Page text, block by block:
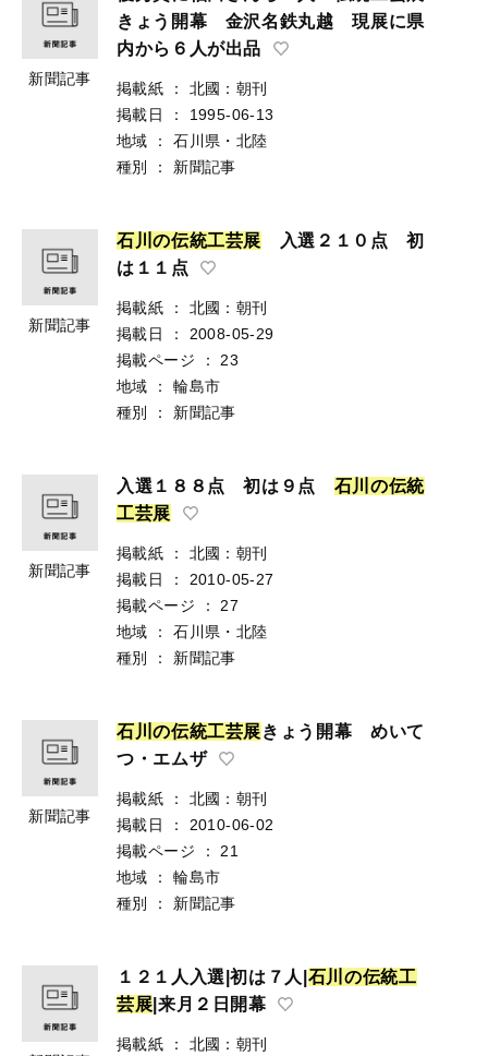
新聞記事
きょう開幕 金沢名鉄丸越 現展に県
内から６人が出品
掲載紙 ：
北國：朝刊
掲載日
：
1995-06-13
地域
：
石川県・北陸
種別
： 新聞記事
新聞記事
石 川の伝統工芸展 入選２１０点 初
は１１点
掲載紙 ：
北國：朝刊
掲載日
：
2008-05-29
掲載ページ
：
23
地域
：
輪島市
種別
： 新聞記事
新聞記事
入選１８８点 初は９点 石川 の伝統
工芸展
掲載紙 ：
北國：朝刊
掲載日
：
2010-05-27
掲載ページ
：
27
地域
：
石川県・北陸
種別
： 新聞記事
新聞記事
石 川の伝統工芸展きょう開幕 めいて
つ・エムザ
掲載紙 ：
北國：朝刊
掲載日
：
2010-06-02
掲載ページ
：
21
地域
：
輪島市
種別
： 新聞記事
１２１人入選|初は７人| 石川 の伝統工
芸展 |来月２日開幕
掲載紙 ：
北國：朝刊